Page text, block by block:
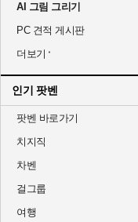
AI 그림 그리기
PC 견적 게시판
더보기
인기 팟벤
팟벤 바로가기
치지직
차벤
걸그룹
여행